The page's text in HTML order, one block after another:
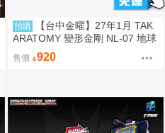
預購
【台中金曜】27年1月 TAK
ARATOMY 變形金剛 NL-07 地球
火種 音波 聲波 0828
售價 920